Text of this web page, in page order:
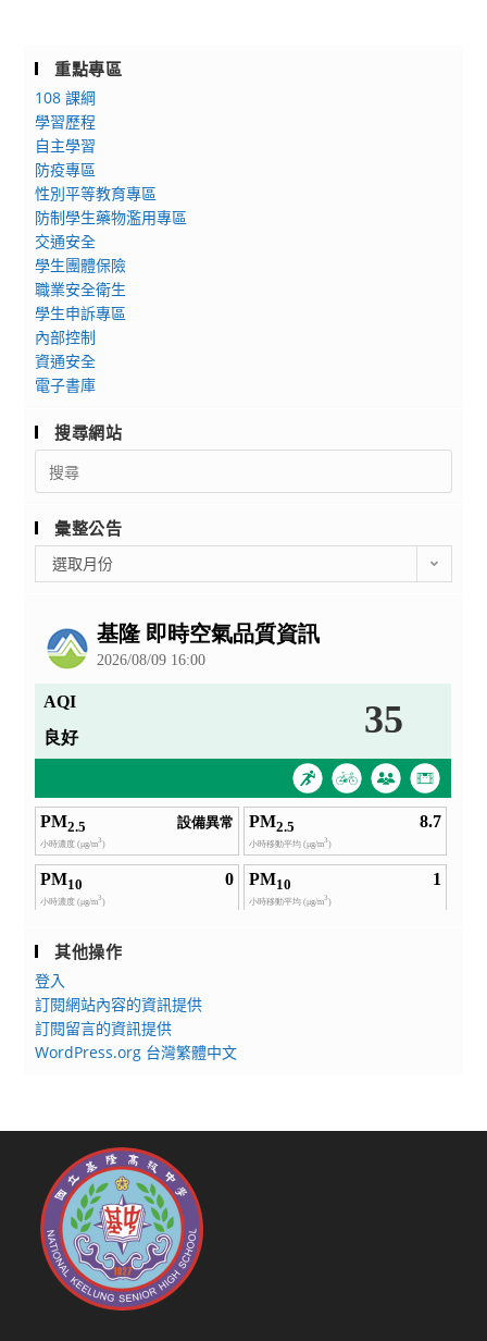
重點專區
108 課綱
學習歷程
自主學習
防疫專區
性別平等教育專區
防制學生藥物濫用專區
交通安全
學生團體保險
職業安全衛生
學生申訴專區
內部控制
資通安全
電子書庫
搜尋網站
Search
for:
彙整公告
整
選取月份
其他操作
登入
訂閱網站內容的資訊提供
訂閱留言的資訊提供
WordPress.org 台灣繁體中文